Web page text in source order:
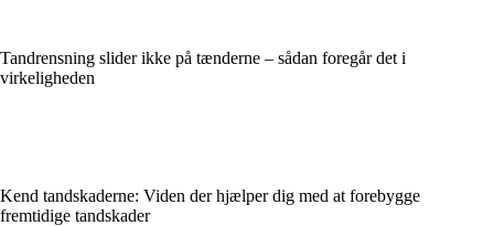
Tandrensning slider ikke på tænderne – sådan foregår det i
virkeligheden
Kend tandskaderne: Viden der hjælper dig med at forebygge
fremtidige tandskader